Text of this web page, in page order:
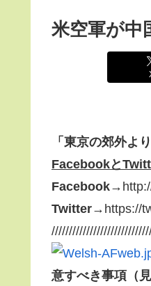
米空軍が中
「東京の郊外よ
Facebookと
Facebook
Twitter→https://
意すべき事項（